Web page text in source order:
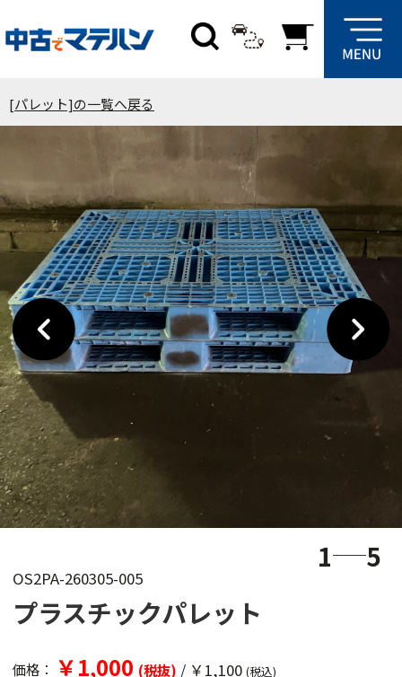
[パレット]の一覧へ戻る
1 5
OS2PA-260305-005
プラスチックパレット
価格： ￥1,000 (税抜) / ￥1,100 (税込)